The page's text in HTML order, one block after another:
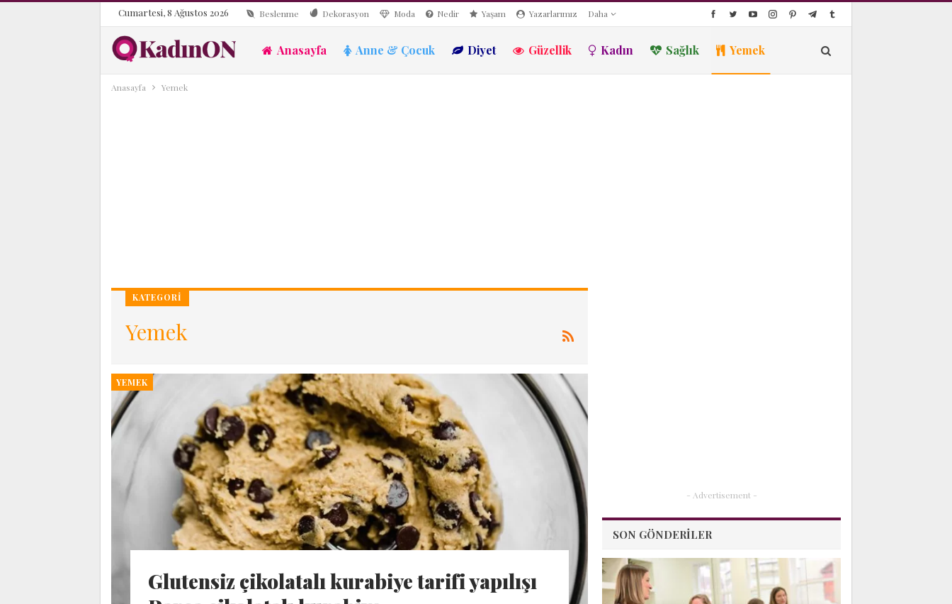
Cumartesi, 8 Ağustos 2026 Beslenme Dekorasyon Moda Nedir Yaşam Yazarlarımız Daha
Anasayfa Anne & Çocuk Diyet Güzellik Kadın Sağlık Yemek
Anasayfa Yemek
KATEGORI
Yemek
YEMEK
Glutensiz çikolatalı kurabiye tarifi yapılışı
- Advertisement -
SON GÖNDERILER